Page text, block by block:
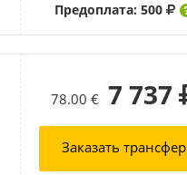
Предоплата: 500
78.00 € 7 737
Заказать трансфер